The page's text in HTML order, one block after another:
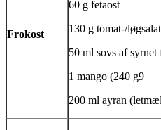
Frokost
60 g fetaost
130 g tomat-/løgsalat
50 ml sovs af
1 mango (240 g9
200 ml ayran